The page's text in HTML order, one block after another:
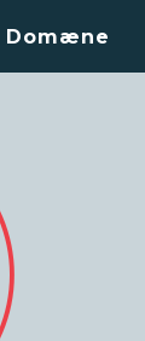
Domæne